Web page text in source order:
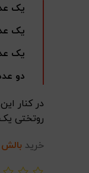
یک
یک
یک
دو
در کنار
روتختی
خرید